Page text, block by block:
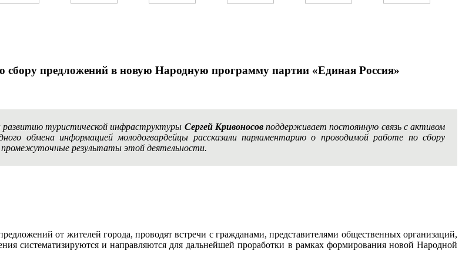
сбору предложений в новую Народную программу партии «Единая Россия»
туристической инфраструктуры Сергей Кривоносовподдерживает постоянную связь с активом
обмена информацией молодогвардейцы рассказали парламентарию о проводимой работе по сбору
результаты этой деятельности.
от жителей города, проводят встречи с гражданами, представителями общественных организаций,
систематизируются и направляются для дальнейшей проработки в рамках формирования новой Народной